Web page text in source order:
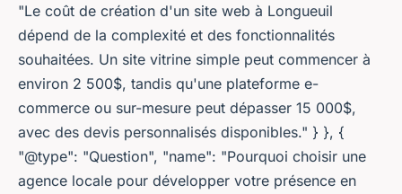
"Le coût de création d'un site web à Longueuil
dépend de la complexité et des fonctionnalités
souhaitées. Un site vitrine simple peut commencer à
environ 2 500$, tandis qu'une plateforme e-
commerce ou sur-mesure peut dépasser 15 000$,
avec des devis personnalisés disponibles." } }, {
"@type": "Question", "name": "Pourquoi choisir une
agence locale pour développer votre présence en